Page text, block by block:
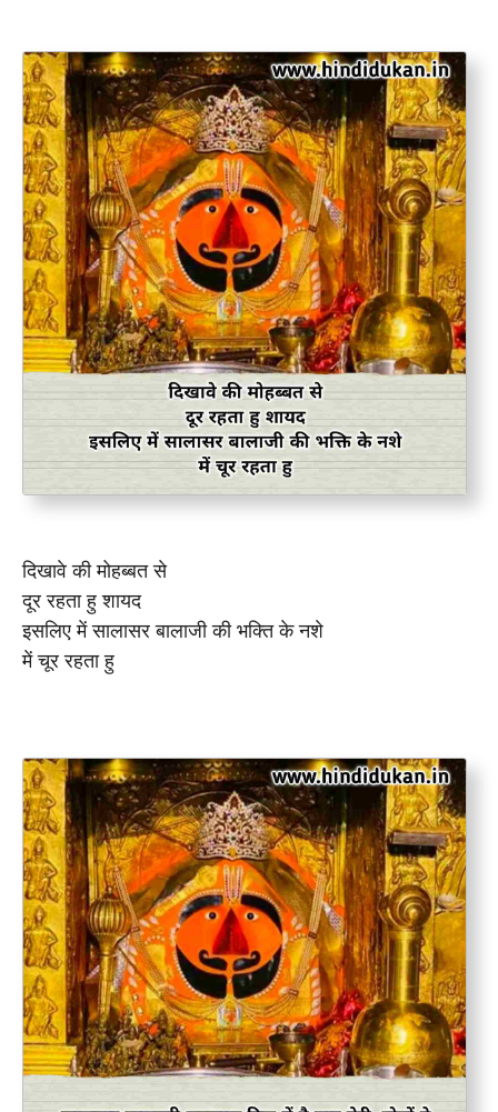
दिखावे की मोहब्बत से
दूर रहता हु शायद
इसलिए में सालासर बालाजी की भक्ति के नशे
में चूर रहता हु